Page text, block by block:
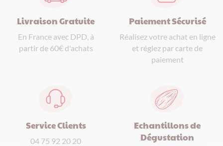
Livraison Gratuite
En France avec DPD, à
partir de 60€ d'achats
Paiement Sécurisé
Réalisez votre achat en ligne
et réglez par carte de
paiement
Service Clients
04 75 92 20 20
Echantillons de
Dégustation